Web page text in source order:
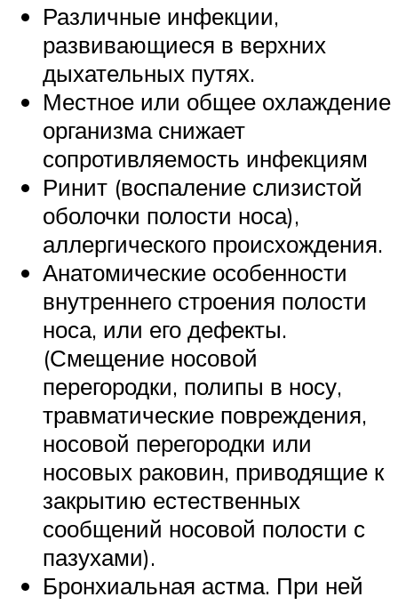
Различные инфекции,
развивающиеся в верхних
дыхательных путях.
Местное или общее охлаждение
организма снижает
сопротивляемость инфекциям
Ринит (воспаление слизистой
оболочки полости носа),
аллергического происхождения.
Анатомические особенности
внутреннего строения полости
носа, или его дефекты.
(Смещение носовой
перегородки, полипы в носу,
травматические повреждения,
носовой перегородки или
носовых раковин, приводящие к
закрытию естественных
сообщений носовой полости с
пазухами).
Бронхиальная астма. При ней